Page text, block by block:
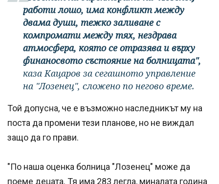
работи лошо, има конфликт между
двама души, тежко заливане с
компромати между тях, нездрава
атмосфера, която се отразява и върху
финаносвото състояние на болницата",
каза Кацаров за сегашното управление
на "Лозенец", сложено по негово време.
Той допусна, че е възможно наследникът му на
поста да промени тези планове, но не виждал
защо да го прави.
"По наша оценка болница "Лозенец" може да
поеме децата. Тя има 283 легла, миналата година